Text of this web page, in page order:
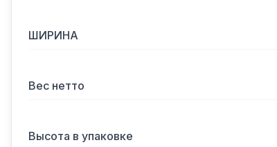
ШИРИНА
Вес нетто
Высота в упаковке